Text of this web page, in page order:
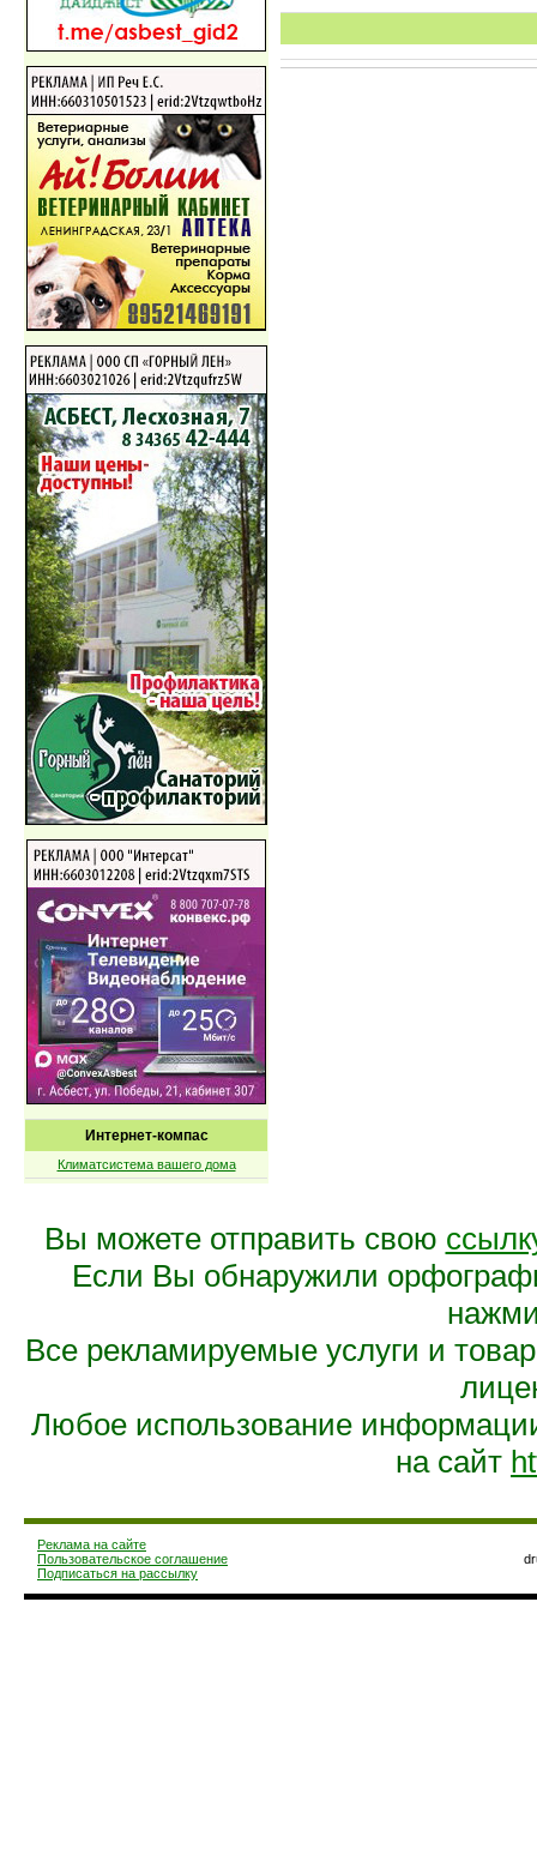
Интернет-компас
Климатсистема вашего дома
Вы можете отправить свою
Если Вы обнаружили
Все рекламируемые услуги и
Любое использование
на сайт
Реклама на сайте
Пользовательское соглашение
Подписаться на рассылку